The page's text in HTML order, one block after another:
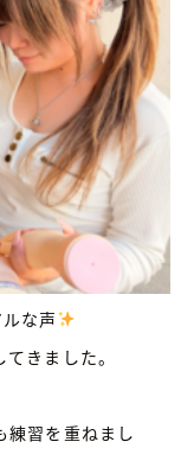
な声
きました。
練習を重ねまし